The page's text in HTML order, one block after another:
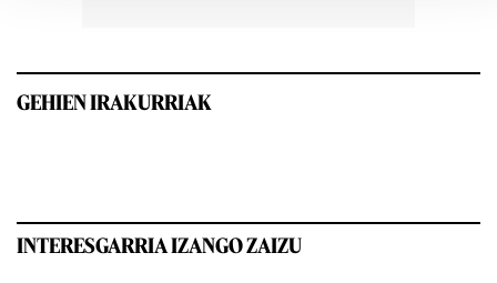
GEHIEN IRAKURRIAK
INTERESGARRIA IZANGO ZAIZU